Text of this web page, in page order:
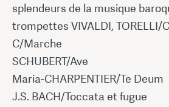
splendeurs de la musique
trompettes VIVALDI, TORELLI/
C/Marche
SCHUBERT/Ave
Maria-CHARPENTIER/Te Deum
J.S. BACH/Toccata et fugue